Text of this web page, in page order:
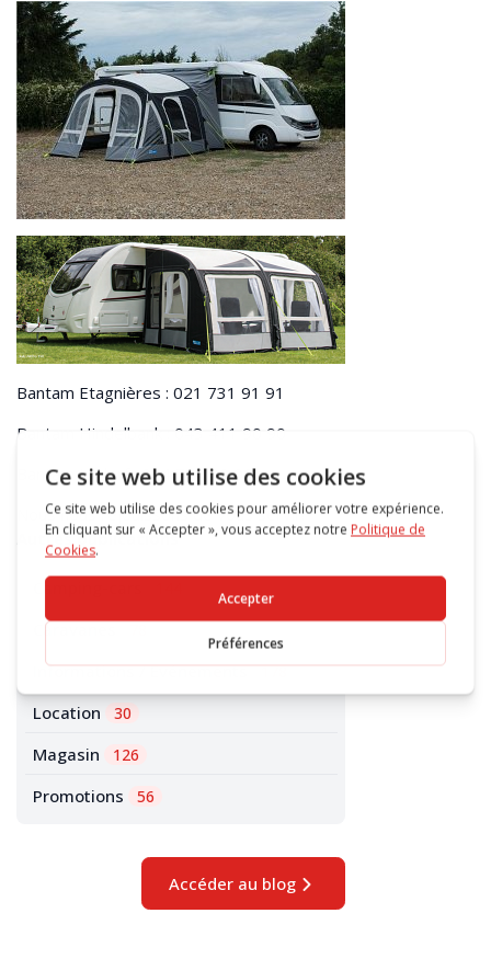
Bantam Etagnières : 021 731 91 91
Bantam Hindelbank : 043 411 90 90
Bantam Urdorf : 044 777 00 00
Nous nous réjouissons de vous servir!
Autres publications
Camping-cars
Caravanes
Informations / Evénements
Location 30
Magasin 126
Promotions 56
Accéder au blog